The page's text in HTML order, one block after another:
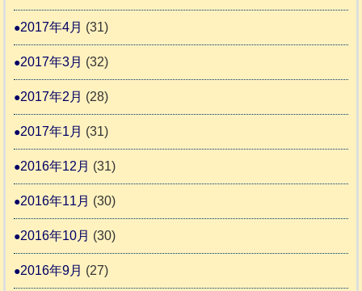
2017年4月 (31)
2017年3月 (32)
2017年2月 (28)
2017年1月 (31)
2016年12月 (31)
2016年11月 (30)
2016年10月 (30)
2016年9月 (27)